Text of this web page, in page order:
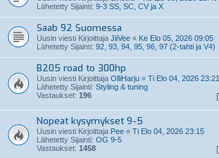
Lähetetty Sijainti: 9-3 SS, SC, CV ja X
Saab 92 Suomessa
Uusin viesti Kirjoittaja JiiVee « Ke Elo 05, 2026 09:05
Lähetetty Sijainti: 92, 93, 94, 95, 96, 97 (2-tahti ja V4)
B205 road to 300hp
Uusin viesti Kirjoittaja OlliHarju « Ti Elo 04, 2026 23:21
Lähetetty Sijainti: Styling & tuning
Vastaukset: 196
Nopeat kysymykset 9-5
Uusin viesti Kirjoittaja Pee « Ti Elo 04, 2026 23:15
Lähetetty Sijainti: OG 9-5
Vastaukset: 1458